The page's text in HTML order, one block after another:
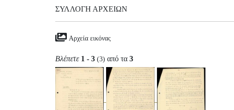
ΣΥΛΛΟΓΉ ΑΡΧΕΊΩΝ
Αρχεία εικόνας
Βλέπετε 1 - 3 (3) από τα 3